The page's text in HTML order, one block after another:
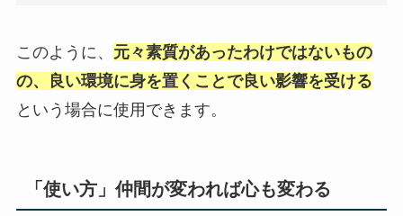
このように、 元々素質があったわけではないもの
の、良い環境に身を置くことで良い影響を受ける
という場合に使用できます。
「使い方」仲間が変われば心も変わる